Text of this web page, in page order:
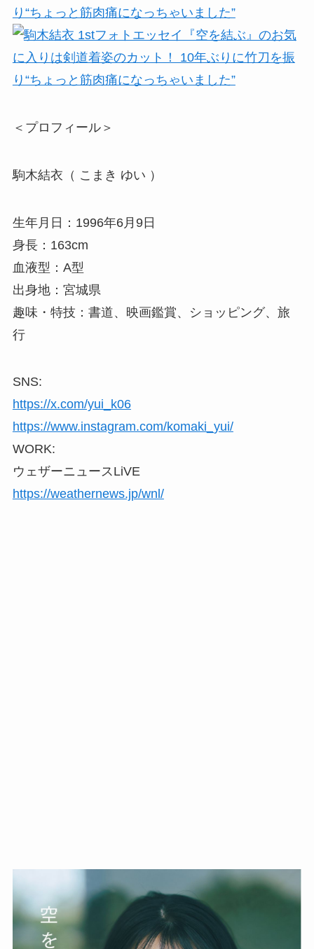
＜プロフィール＞
駒木結衣（ こまき ゆい ）
生年月日：1996年6月9日
身長：163cm
血液型：A型
出身地：宮城県
趣味・特技：書道、映画鑑賞、ショッピング、旅
行
SNS:
https://x.com/yui_k06
https://www.instagram.com/komaki_yui/
WORK:
ウェザーニュースLiVE
https://weathernews.jp/wnl/